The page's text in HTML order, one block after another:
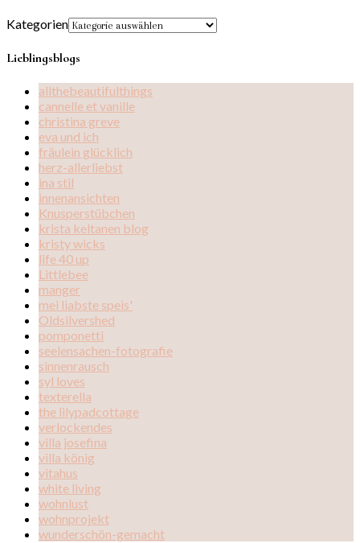
Kategorien
Lieblingsblogs
allthebeautifulthings
cannelle et vanille
christina greve
eva und ich
fräulein glücklich
herz-allerliebst
ina stil
innenansichten
Knusperstübchen
krista keltanen blog
kristy wicks
life 40 up
Littlebee
manger
mei liabste speis'
Oldsilvershed
pomponetti
seelensachen-fotografie
sinnenrausch
syl loves
texterella
the lilypadcottage
verlockendes
villa josefina
villa könig
vitahus
white living
wohnlust
wohnprojekt
wunderschön-gemacht